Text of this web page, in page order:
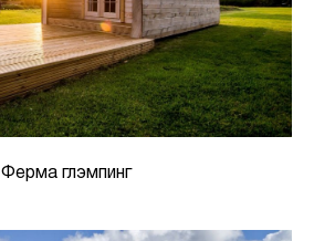
Ферма глэмпинг